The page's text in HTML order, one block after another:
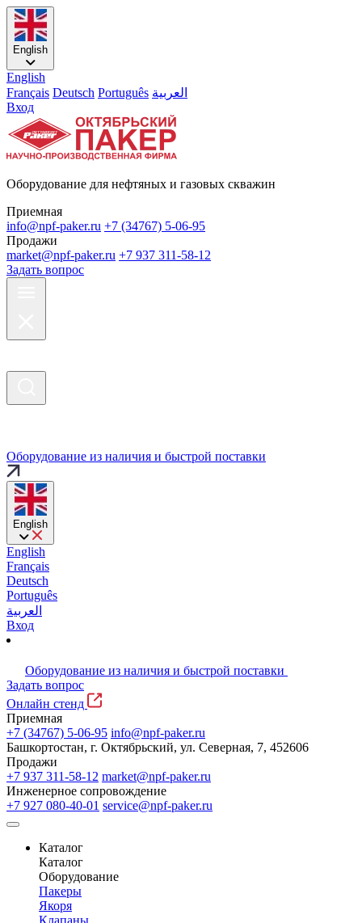
English
English
Français Deutsch Português العربية
Вход
Оборудование для нефтяных и газовых скважин
Приемная
info@npf-paker.ru +7 (34767) 5-06-95
Продажи
market@npf-paker.ru +7 937 311-58-12
Задать вопрос
Оборудование из наличия и быстрой поставки
English
English
Français
Deutsch
Português
العربية
Вход
Оборудование из наличия и быстрой поставки
Задать вопрос
Онлайн стенд
Приемная
+7 (34767) 5-06-95 info@npf-paker.ru
Башкортостан, г. Октябрьский, ул. Северная, 7, 452606
Продажи
+7 937 311-58-12 market@npf-paker.ru
Инженерное сопровождение
+7 927 080-40-01 service@npf-paker.ru
Каталог
Каталог
Оборудование
Пакеры
Якоря
Клапаны